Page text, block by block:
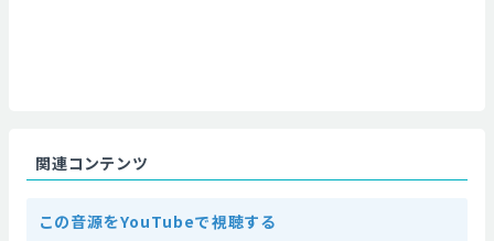
関連コンテンツ
この音源をYouTubeで視聴する